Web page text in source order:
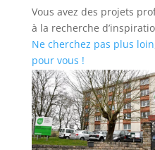
Vous avez des projets
à la recherche
Ne cherchez pas plus
pour vous !